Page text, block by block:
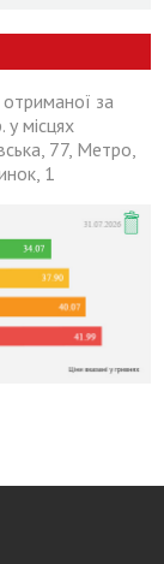
отриманої за
місцях
77, Метро,
1